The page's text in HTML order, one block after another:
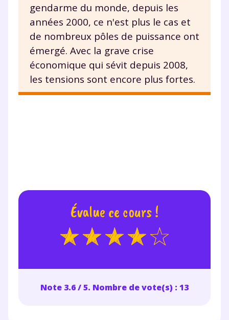
gendarme du monde, depuis les
années 2000, ce n'est plus le cas et
de nombreux pôles de puissance ont
émergé. Avec la grave crise
économique qui sévit depuis 2008,
les tensions sont encore plus fortes.
Évalue ce cours !
Note 3.6 / 5. Nombre de vote(s) : 13